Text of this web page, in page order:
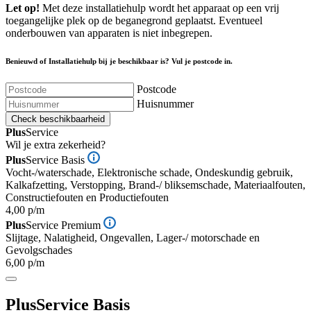
Let op! Met deze installatiehulp wordt het apparaat op een vrij
toegangelijke plek op de beganegrond geplaatst. Eventueel
onderbouwen van apparaten is niet inbegrepen.
Benieuwd of Installatiehulp bij je beschikbaar is? Vul je postcode in.
Postcode
Huisnummer
Check beschikbaarheid
PlusService
Wil je extra zekerheid?
PlusService Basis
Vocht-/waterschade, Elektronische schade, Ondeskundig gebruik,
Kalkafzetting, Verstopping, Brand-/ bliksemschade, Materiaalfouten,
Constructiefouten en Productiefouten
4,00 p/m
PlusService Premium
Slijtage, Nalatigheid, Ongevallen, Lager-/ motorschade en
Gevolgschades
6,00 p/m
PlusService Basis